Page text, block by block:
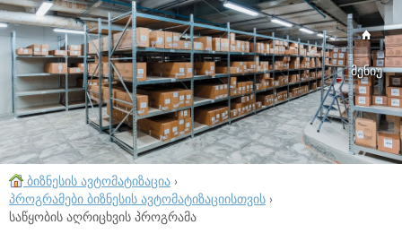
მენიუ
ბიზნესის ავტომატიზაცია ›
პროგრამები ბიზნესის ავტომატიზაციისთვის ›
საწყობის აღრიცხვის პროგრამა